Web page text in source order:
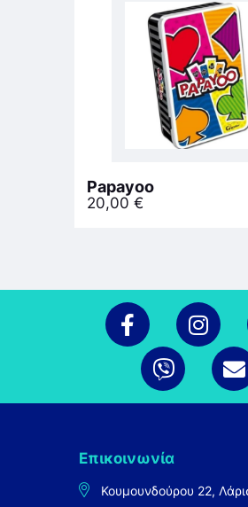
Papayoo
20,00 €
Επικοινωνία
Κουμουνδούρου 22,